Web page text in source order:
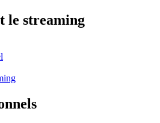
le streaming